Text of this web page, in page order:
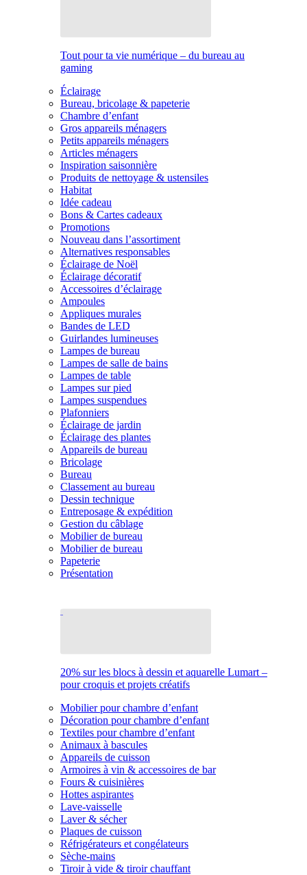
Tout pour ta vie numérique – du bureau au
gaming
Éclairage
Bureau, bricolage & papeterie
Chambre d’enfant
Gros appareils ménagers
Petits appareils ménagers
Articles ménagers
Inspiration saisonnière
Produits de nettoyage & ustensiles
Habitat
Idée cadeau
Bons & Cartes cadeaux
Promotions
Nouveau dans l’assortiment
Alternatives responsables
Éclairage de Noël
Éclairage décoratif
Accessoires d’éclairage
Ampoules
Appliques murales
Bandes de LED
Guirlandes lumineuses
Lampes de bureau
Lampes de salle de bains
Lampes de table
Lampes sur pied
Lampes suspendues
Plafonniers
Éclairage de jardin
Éclairage des plantes
Appareils de bureau
Bricolage
Bureau
Classement au bureau
Dessin technique
Entreposage & expédition
Gestion du câblage
Mobilier de bureau
Mobilier de bureau
Papeterie
Présentation
20% sur les blocs à dessin et aquarelle Lumart –
pour croquis et projets créatifs
Mobilier pour chambre d’enfant
Décoration pour chambre d’enfant
Textiles pour chambre d’enfant
Animaux à bascules
Appareils de cuisson
Armoires à vin & accessoires de bar
Fours & cuisinières
Hottes aspirantes
Lave-vaisselle
Laver & sécher
Plaques de cuisson
Réfrigérateurs et congélateurs
Sèche-mains
Tiroir à vide & tiroir chauffant